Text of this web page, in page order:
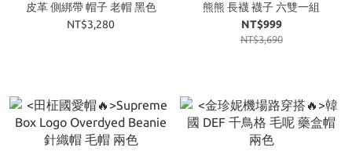
皮革 側綁帶 帽子 老帽 黑色
NT$3,280
熊熊 長襪 襪子 六雙一組
NT$999
NT$3,690